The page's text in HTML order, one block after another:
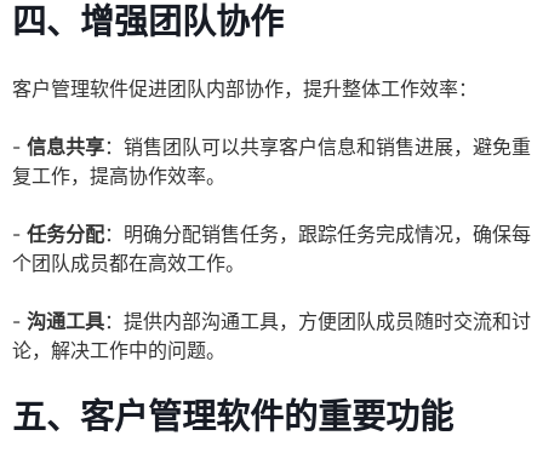
四、增强团队协作
客户管理软件促进团队内部协作，提升整体工作效率：
- 信息共享：销售团队可以共享客户信息和销售进展，避免重
复工作，提高协作效率。
- 任务分配：明确分配销售任务，跟踪任务完成情况，确保每
个团队成员都在高效工作。
- 沟通工具：提供内部沟通工具，方便团队成员随时交流和讨
论，解决工作中的问题。
五、客户管理软件的重要功能